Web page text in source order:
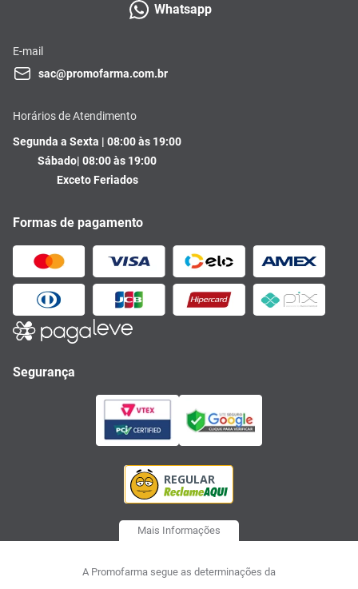
Whatsapp
E-mail
sac@promofarma.com.br
Horários de Atendimento
Segunda a Sexta | 08:00 às 19:00
Sábado| 08:00 às 19:00
Exceto Feriados
Formas de pagamento
Segurança
Mais Informações
A Promofarma segue as determinações da